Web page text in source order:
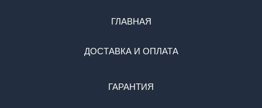
ГЛАВНАЯ
ДОСТАВКА И ОПЛАТА
ГАРАНТИЯ